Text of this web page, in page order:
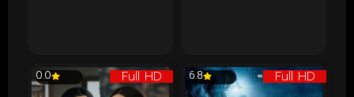
Full HD
0.0 Full HD
6.8